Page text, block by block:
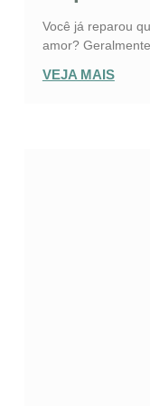
Você já reparou
amor?
VEJA MAIS